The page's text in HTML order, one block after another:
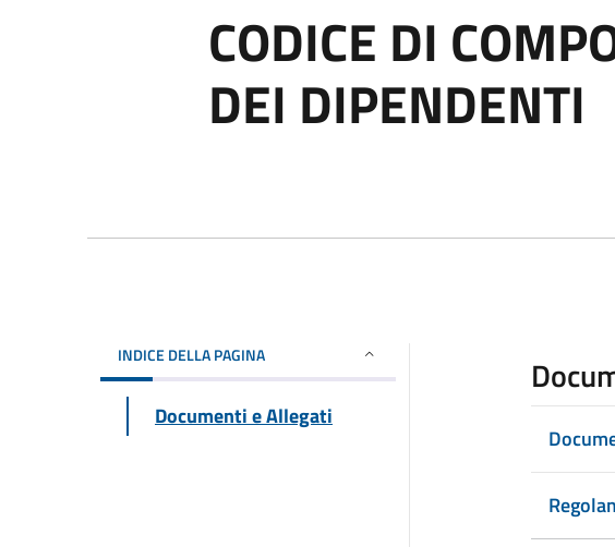
CODICE DI
DEI DIPENDENTI
INDICE DELLA PAGINA
Documenti e Allegati